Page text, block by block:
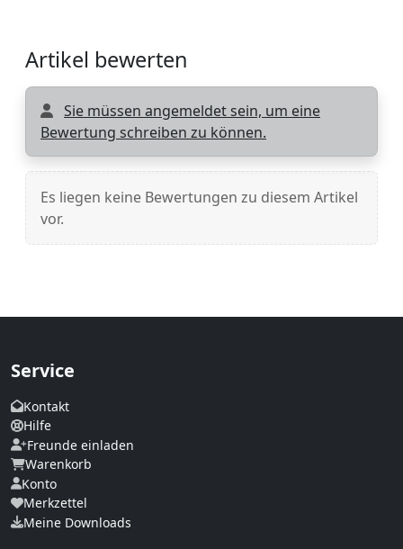
Artikel bewerten
Sie müssen angemeldet sein, um eine
Bewertung schreiben zu können.
Es liegen keine Bewertungen zu diesem Artikel
vor.
Service
Kontakt
Hilfe
Freunde einladen
Warenkorb
Konto
Merkzettel
Meine Downloads